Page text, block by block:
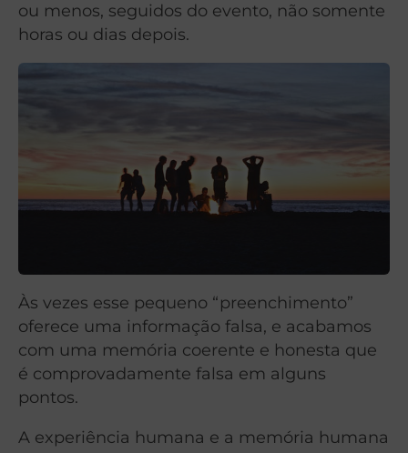
ou menos, seguidos do evento, não somente
horas ou dias depois.
Às vezes esse pequeno “preenchimento”
oferece uma informação falsa, e acabamos
com uma memória coerente e honesta que
é comprovadamente falsa em alguns
pontos.
A experiência humana e a memória humana